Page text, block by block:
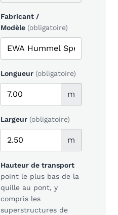
Fabricant /
Modèle (obligatoire)
Longueur (obligatoire)
m
Largeur (obligatoire)
m
Hauteur de transport
point le plus bas de la
quille au pont, y
compris les
superstructures de